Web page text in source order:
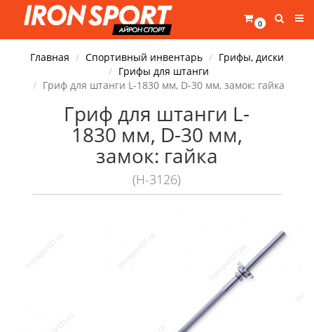
0
Главная Спортивный инвентарь
Грифы, диски
Грифы для штанги
Гриф для штанги L-1830 мм, D-30 мм, замок: гайка
Гриф для штанги L-
1830 мм, D-30 мм,
замок: гайка
(H-3126)